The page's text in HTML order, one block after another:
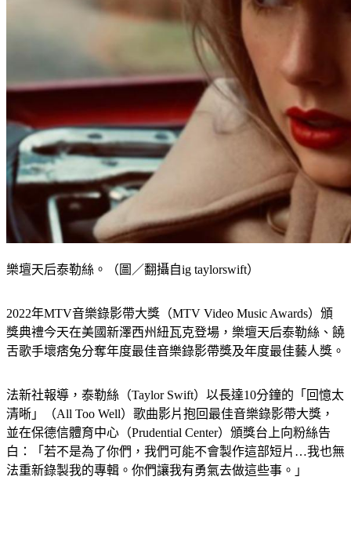
樂壇天后泰勒絲。（圖／翻攝自ig taylorswift）
2022年MTV音樂錄影帶大獎（MTV Video Music Awards）頒
獎典禮今天在美國新澤西州紐瓦克登場，樂壇天后泰勒絲、饒
舌歌手壞痞兔分奪年度最佳音樂錄影帶獎及年度最佳藝人獎。
法新社報導，泰勒絲（Taylor Swift）以長達10分鐘的「回憶太
清晰」（All Too Well）歌曲影片抱回最佳音樂錄影帶大獎，
並在保德信體育中心（Prudential Center）頒獎台上向粉絲告
白：「若不是為了你們，我們可能不會製作這部短片…我也無
法重新錄製我的專輯。你們讓我有勇氣去做這些事。」